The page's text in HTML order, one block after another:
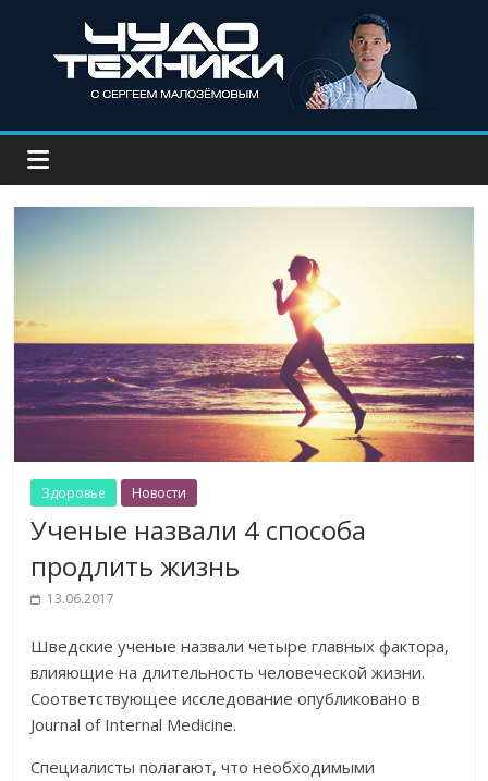
Здоровье Новости
Ученые назвали 4 способа
продлить жизнь
13.06.2017
Шведские ученые назвали четыре главных фактора,
влияющие на длительность человеческой жизни.
Соответствующее исследование опубликовано в
Journal of Internal Medicine.
Специалисты полагают, что необходимыми